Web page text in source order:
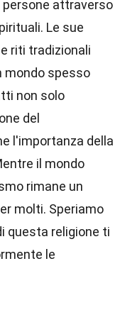
persone attraverso
Le sue
riti tradizionali
mondo spesso
non solo
del
l'importanza della
il mondo
rimane un
molti. Speriamo
questa religione ti
le